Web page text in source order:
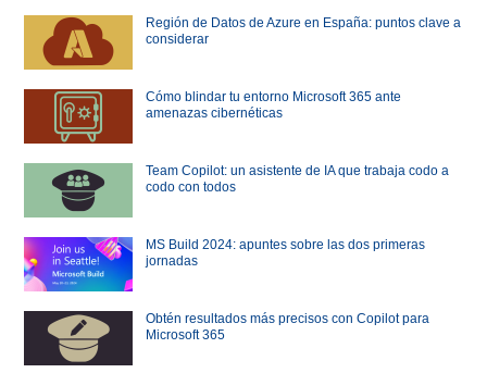
Región de Datos de Azure en España: puntos clave a
considerar
Cómo blindar tu entorno Microsoft 365 ante
amenazas cibernéticas
Team Copilot: un asistente de IA que trabaja codo a
codo con todos
MS Build 2024: apuntes sobre las dos primeras
jornadas
Obtén resultados más precisos con Copilot para
Microsoft 365